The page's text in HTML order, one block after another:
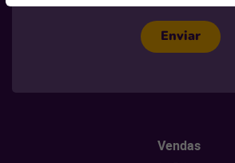
Enviar
Vendas